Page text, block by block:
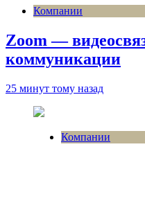
Компании
Zoom —
коммуникации
25 минут тому назад
Компании